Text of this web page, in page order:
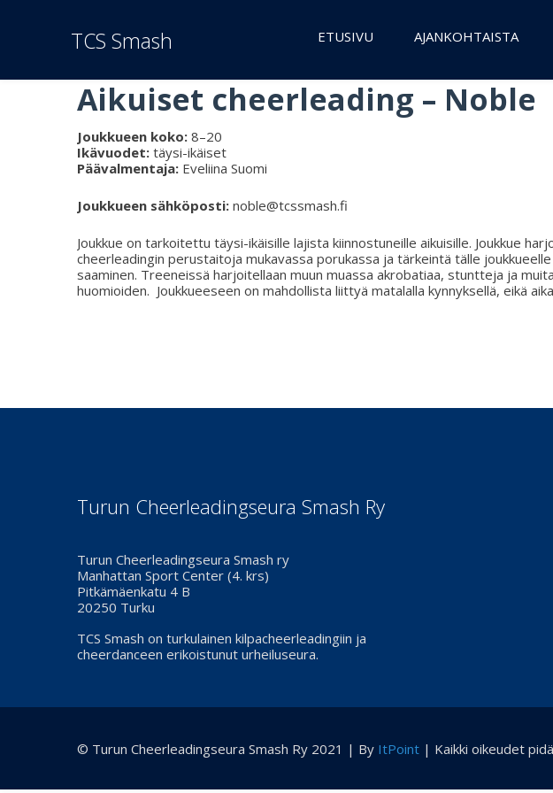
TCS Smash ETUSIVU AJANKOHTAISTA
Aikuiset cheerleading – Noble
Joukkueen koko: 8–20
Ikävuodet: täysi-ikäiset
Päävalmentaja: Eveliina Suomi
Joukkueen sähköposti: noble@tcssmash.fi
Joukkue on tarkoitettu täysi-ikäisille lajista kiinnostuneille aikuisille. Joukkue
cheerleadingin perustaitoja mukavassa porukassa ja tärkeintä tälle
saaminen. Treeneissä harjoitellaan muun muassa akrobatiaa, stuntteja ja
huomioiden. Joukkueeseen on mahdollista liittyä matalalla kynnyksellä, eikä
Turun Cheerleadingseura Smash Ry
Turun Cheerleadingseura Smash ry
Manhattan Sport Center (4. krs)
Pitkämäenkatu 4 B
20250 Turku
TCS Smash on turkulainen kilpacheerleadingiin ja
cheerdanceen erikoistunut urheiluseura.
© Turun Cheerleadingseura Smash Ry 2021 | By ItPoint | Kaikki oikeudet